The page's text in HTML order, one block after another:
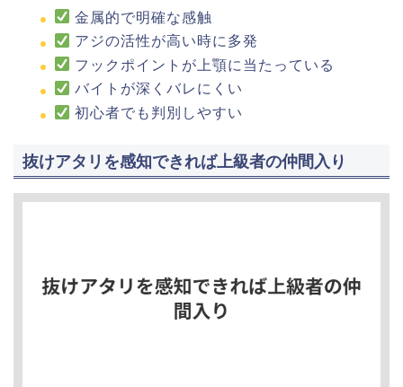
金属的で明確な感触
アジの活性が高い時に多発
フックポイントが上顎に当たっている
バイトが深くバレにくい
初心者でも判別しやすい
抜けアタリを感知できれば上級者の仲間入り